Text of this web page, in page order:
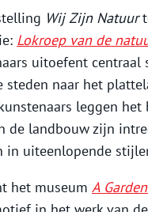
Wij Zijn Natuur
Lokroep van de
uitoefent centraal
steden naar het
leggen
de landbouw zijn
in uiteenlopende
het museum A